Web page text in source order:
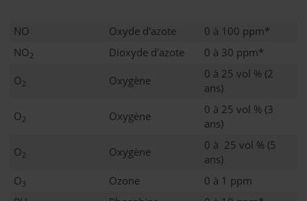
NO Oxyde d'azote
0 à 100 ppm*
NO2 Dioxyde d'azote 0 à 30 ppm*
O2 Oxygène
0 à 25 vol % (2
ans)
O2 Oxygène
0 à 25 vol % (3
ans)
O2 Oxygène
0 à 25 vol % (5
ans)
O3 Ozone
0 à 1 ppm